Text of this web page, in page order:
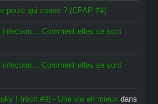
poule qui couve ? (CPAP #4)
Comment elles se sont
Comment elles se sont
! (récit #9) - Une vie en mieux dans